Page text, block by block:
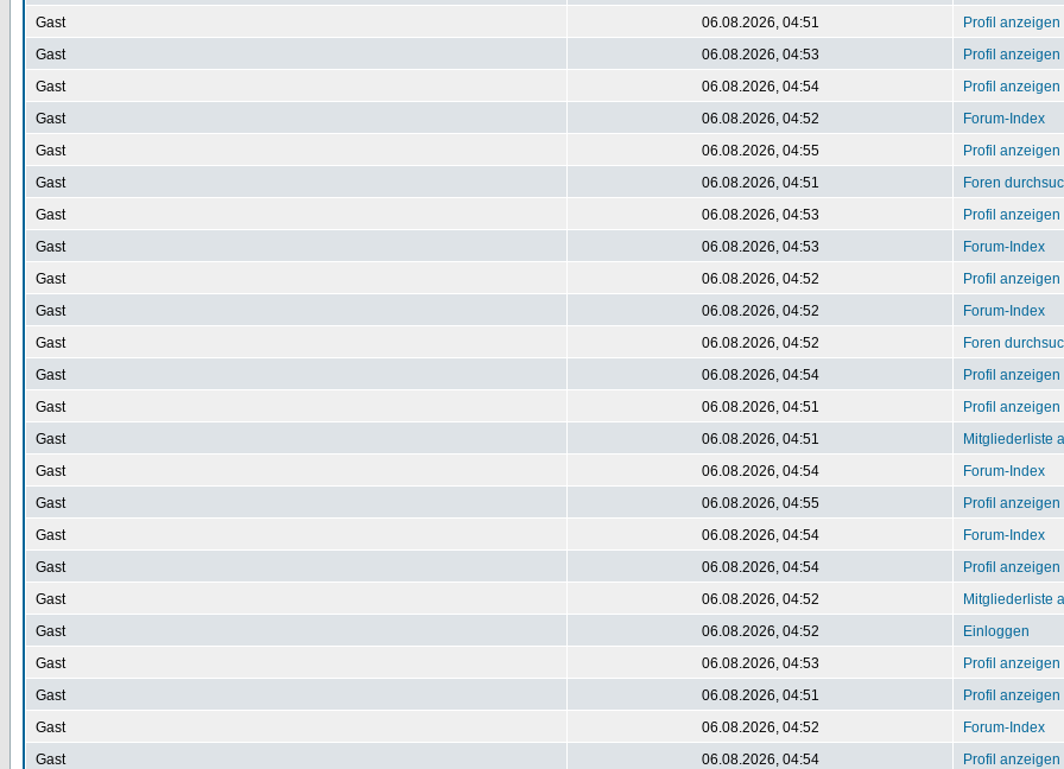
Gast
06.08.2026, 04:51
Profil anzeigen
Gast
06.08.2026, 04:53
Profil anzeigen
Gast
06.08.2026, 04:54
Profil anzeigen
Gast
06.08.2026, 04:52
Forum-Index
Gast
06.08.2026, 04:55
Profil anzeigen
Gast
06.08.2026, 04:51
Foren
Gast
06.08.2026, 04:53
Profil anzeigen
Gast
06.08.2026, 04:53
Forum-Index
Gast
06.08.2026, 04:52
Profil anzeigen
Gast
06.08.2026, 04:52
Forum-Index
Gast
06.08.2026, 04:52
Foren
Gast
06.08.2026, 04:54
Profil anzeigen
Gast
06.08.2026, 04:51
Profil anzeigen
Gast
06.08.2026, 04:51
Mitgliederliste
Gast
06.08.2026, 04:54
Forum-Index
Gast
06.08.2026, 04:55
Profil anzeigen
Gast
06.08.2026, 04:54
Forum-Index
Gast
06.08.2026, 04:54
Profil anzeigen
Gast
06.08.2026, 04:52
Mitgliederliste
Gast
06.08.2026, 04:52
Einloggen
Gast
06.08.2026, 04:53
Profil anzeigen
Gast
06.08.2026, 04:51
Profil anzeigen
Gast
06.08.2026, 04:52
Forum-Index
Gast
06.08.2026, 04:54
Profil anzeigen